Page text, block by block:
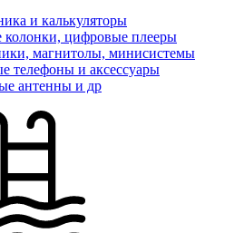
и калькуляторы
колонки, цифровые плееры
магнитолы, минисистемы
телефоны и аксессуары
антенны и др